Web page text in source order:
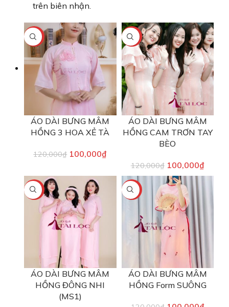
trên biên nhận.
-17%
ÁO DÀI BƯNG MÂM
HỒNG 3 HOA XẺ TÀ
120,000₫ 100,000₫
-17%
ÁO DÀI BƯNG MÂM
HỒNG CAM TRƠN TAY
BÈO
120,000₫ 100,000₫
-17%
ÁO DÀI BƯNG MÂM
HỒNG ĐÔNG NHI
(MS1)
-17%
ÁO DÀI BƯNG MÂM
HỒNG Form SUÔNG